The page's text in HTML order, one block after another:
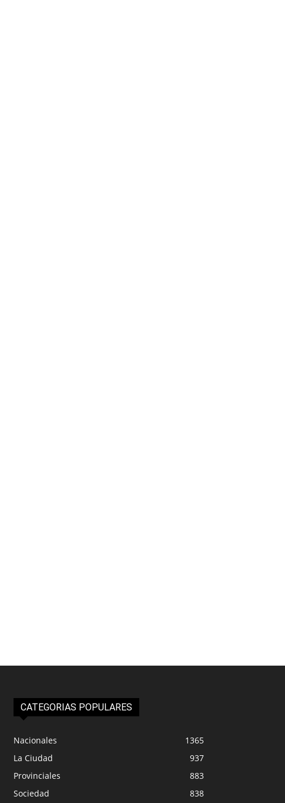
CATEGORIAS POPULARES
Nacionales
1365
La Ciudad
937
Provinciales
883
Sociedad
838